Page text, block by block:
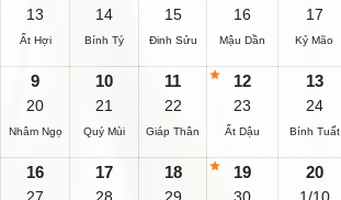
13
Ất Hợi
14
Bính Tý
15
Đinh Sửu
16
Mậu Dần
17
Kỷ Mão
9
20
Nhâm Ngọ
10
21
Quý Mùi
11
22
Giáp Thân
12
23
Ất Dậu
13
24
Bính Tuất
16 17 18 19 20